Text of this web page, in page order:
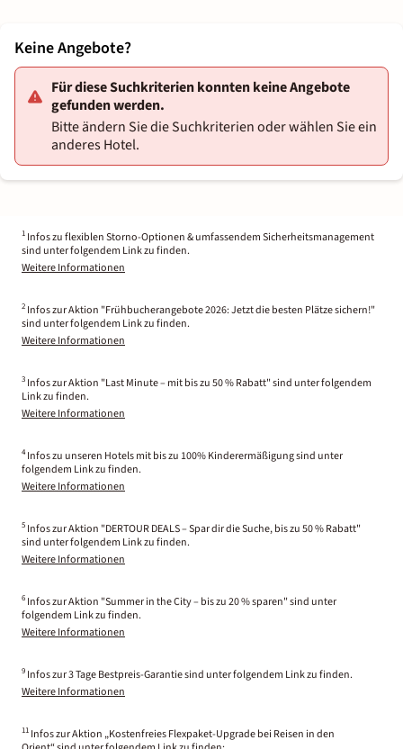
Keine Angebote?
Für diese Suchkriterien konnten keine Angebote
gefunden werden.
Bitte ändern Sie die Suchkriterien oder wählen Sie ein
anderes Hotel.
1 Infos zu flexiblen Storno-Optionen & umfassendem Sicherheitsmanagement
sind unter folgendem Link zu finden.
Weitere Informationen
2 Infos zur Aktion "Frühbucherangebote 2026: Jetzt die besten Plätze sichern!"
sind unter folgendem Link zu finden.
Weitere Informationen
3 Infos zur Aktion "Last Minute – mit bis zu 50 % Rabatt" sind unter folgendem
Link zu finden.
Weitere Informationen
4 Infos zu unseren Hotels mit bis zu 100% Kinderermäßigung sind unter
folgendem Link zu finden.
Weitere Informationen
5 Infos zur Aktion "DERTOUR DEALS – Spar dir die Suche, bis zu 50 % Rabatt"
sind unter folgendem Link zu finden.
Weitere Informationen
6 Infos zur Aktion "Summer in the City – bis zu 20 % sparen" sind unter
folgendem Link zu finden.
Weitere Informationen
9 Infos zur 3 Tage Bestpreis-Garantie sind unter folgendem Link zu finden.
Weitere Informationen
11 Infos zur Aktion „Kostenfreies Flexpaket-Upgrade bei Reisen in den